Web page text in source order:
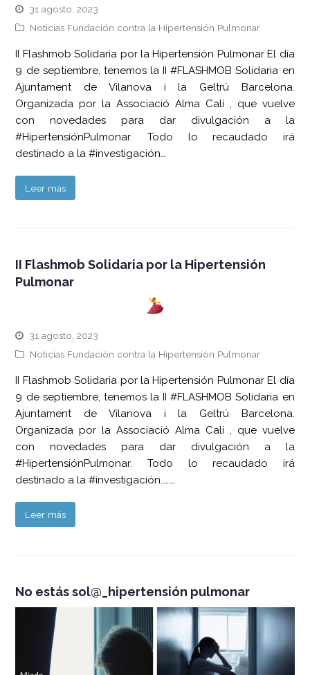
31 agosto, 2023
Noticias Fundación contra la Hipertensión Pulmonar
II Flashmob Solidaria por la Hipertensión Pulmonar El día
9 de septiembre, tenemos la II #FLASHMOB Solidaria en
Ajuntament de Vilanova i la Geltrú Barcelona.
Organizada por la Associació Alma Calí , que vuelve
con novedades para dar divulgación a la
#HipertensiónPulmonar. Todo lo recaudado irá
destinado a la #investigación…
Leer más
II Flashmob Solidaria por la Hipertensión
Pulmonar
31 agosto, 2023
Noticias Fundación contra la Hipertensión Pulmonar
II Flashmob Solidaria por la Hipertensión Pulmonar El día
9 de septiembre, tenemos la II #FLASHMOB Solidaria en
Ajuntament de Vilanova i la Geltrú Barcelona.
Organizada por la Associació Alma Calí , que vuelve
con novedades para dar divulgación a la
#HipertensiónPulmonar. Todo lo recaudado irá
destinado a la #investigación………
Leer más
No estás sol@_hipertensión pulmonar